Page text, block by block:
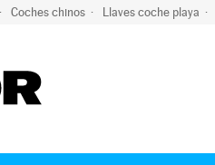
Coches chinos Llaves coche playa